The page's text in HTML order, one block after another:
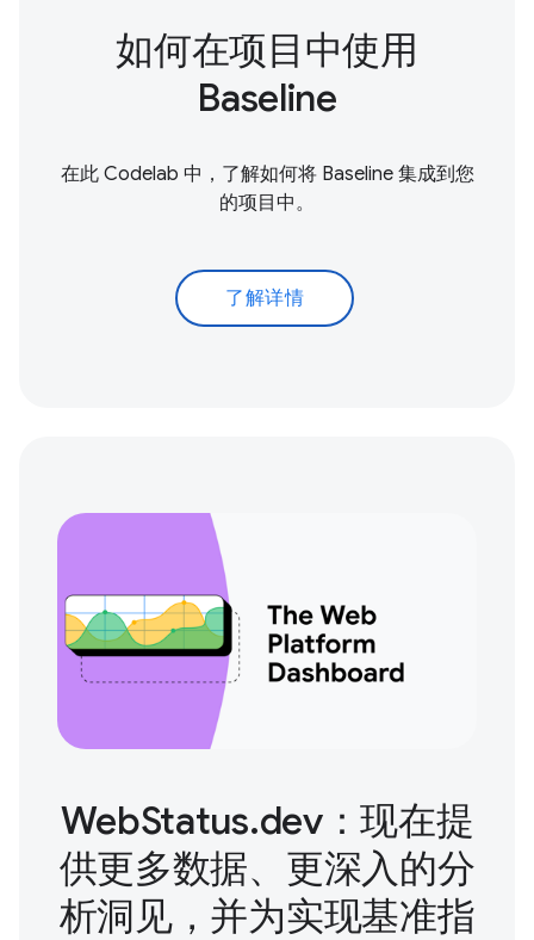
如何在项目中使用
Baseline
在此 Codelab 中，了解如何将 Baseline 集成到您
的项目中。
了解详情
WebStatus.dev：现在提
供更多数据、更深入的分
析洞见，并为实现基准指